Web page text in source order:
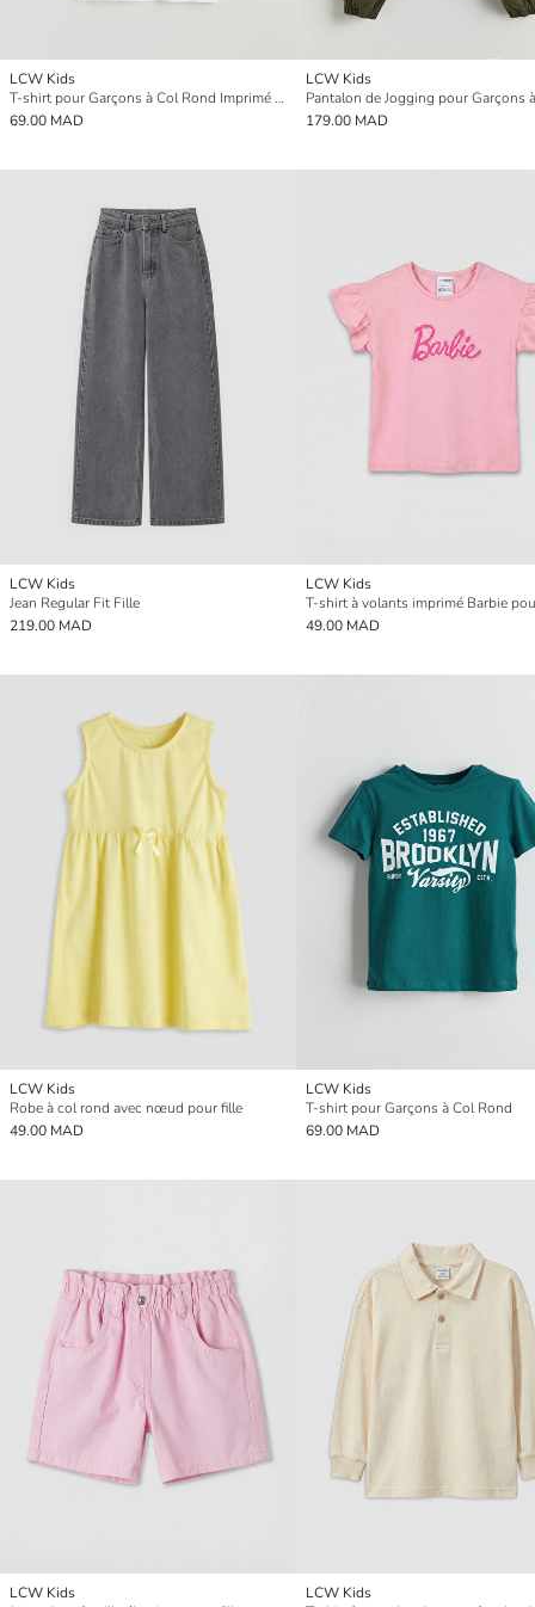
LCW Kids
T-shirt pour Garçons à Col Rond Imprimé California
69.00 MAD
LCW Kids
179.00 MAD
LCW Kids
Jean Regular Fit Fille
219.00 MAD
LCW Kids
T-shirt à volants imprimé Barbie
49.00 MAD
LCW Kids
Robe à col rond avec nœud pour fille
49.00 MAD
LCW Kids
T-shirt pour Garçons à Col Rond
69.00 MAD
LCW Kids
LCW Kids